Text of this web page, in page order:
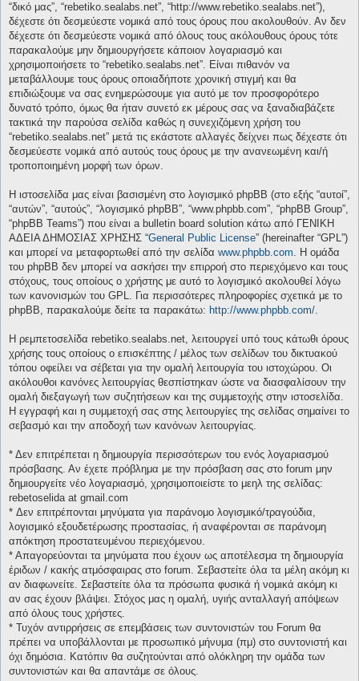
“δικό μας”, “rebetiko.sealabs.net”, “http://www.rebetiko.sealabs.net”),
δέχεστε ότι δεσμεύεστε νομικά από τους όρους που ακολουθούν. Αν δεν
δέχεστε ότι δεσμεύεστε νομικά από όλους τους ακόλουθους όρους τότε
παρακαλούμε μην δημιουργήσετε κάποιον λογαριασμό και
χρησιμοποιήσετε το “rebetiko.sealabs.net”. Είναι πιθανόν να
μεταβάλλουμε τους όρους οποιαδήποτε χρονική στιγμή και θα
επιδιώξουμε να σας ενημερώσουμε για αυτό με τον προσφορότερο
δυνατό τρόπο, όμως θα ήταν συνετό εκ μέρους σας να ξαναδιαβάζετε
τακτικά την παρούσα σελίδα καθώς η συνεχιζόμενη χρήση του
“rebetiko.sealabs.net” μετά τις εκάστοτε αλλαγές δείχνει πως δέχεστε ότι
δεσμεύεστε νομικά από αυτούς τους όρους με την ανανεωμένη και/ή
τροποποιημένη μορφή των όρων.
Η ιστοσελίδα μας είναι βασισμένη στο λογισμικό phpBB (στο εξής “αυτοί”,
“αυτών”, “αυτούς”, “λογισμικό phpBB”, “www.phpbb.com”, “phpBB Group”,
“phpBB Teams”) που είναι a bulletin board solution κάτω από ΓΕΝΙΚΗ
ΑΔΕΙΑ ΔΗΜΟΣΙΑΣ ΧΡΗΣΗΣ “General Public License” (hereinafter “GPL”)
και μπορεί να μεταφορτωθεί από την σελίδα www.phpbb.com. Η ομάδα
του phpBB δεν μπορεί να ασκήσει την επιρροή στο περιεχόμενο και τους
στόχους, τους οποίους ο χρήστης με αυτό το λογισμικό ακολουθεί λόγω
των κανονισμών του GPL. Για περισσότερες πληροφορίες σχετικά με το
phpBB, παρακαλούμε δείτε τα παρακάτω: http://www.phpbb.com/.
Η ρεμπετοσελίδα rebetiko.sealabs.net, λειτουργεί υπό τους κάτωθι όρους
χρήσης τους οποίους ο επισκέπτης / μέλος των σελίδων του δικτυακού
τόπου οφείλει να σέβεται για την ομαλή λειτουργία του ιστοχώρου. Οι
ακόλουθοι κανόνες λειτουργίας θεσπίστηκαν ώστε να διασφαλίσουν την
ομαλή διεξαγωγή των συζητήσεων και της συμμετοχής στην ιστοσελίδα.
Η εγγραφή και η συμμετοχή σας στης λειτουργίες της σελίδας σημαίνει το
σεβασμό και την αποδοχή των κανόνων λειτουργίας.
* Δεν επιτρέπεται η δημιουργία περισσότερων του ενός λογαριασμού
πρόσβασης. Αν έχετε πρόβλημα με την πρόσβαση σας στο forum μην
δημιουργείτε νέο λογαριασμό, χρησιμοποιείστε το μεηλ της σελίδας:
rebetoselida at gmail.com
* Δεν επιτρέπονται μηνύματα για παράνομο λογισμικό/τραγούδια,
λογισμικό εξουδετέρωσης προστασίας, ή αναφέρονται σε παράνομη
απόκτηση προστατευμένου περιεχόμενου.
* Απαγορεύονται τα μηνύματα που έχουν ως αποτέλεσμα τη δημιουργία
έριδων / κακής ατμόσφαιρας στο forum. Σεβαστείτε όλα τα μέλη ακόμη κι
αν διαφωνείτε. Σεβαστείτε όλα τα πρόσωπα φυσικά ή νομικά ακόμη κι
αν σας έχουν βλάψει. Στόχος μας η ομαλή, υγιής ανταλλαγή απόψεων
από όλους τους χρήστες.
* Τυχόν αντιρρήσεις σε επεμβάσεις των συντονιστών του Forum θα
πρέπει να υποβάλλονται με προσωπικό μήνυμα (πμ) στο συντονιστή και
όχι δημόσια. Κατόπιν θα συζητούνται από ολόκληρη την ομάδα των
συντονιστών και θα απαντάμε σε όλους.